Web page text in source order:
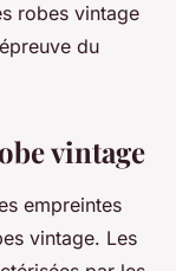
robes vintage
du
vintage
empreintes
vintage. Les